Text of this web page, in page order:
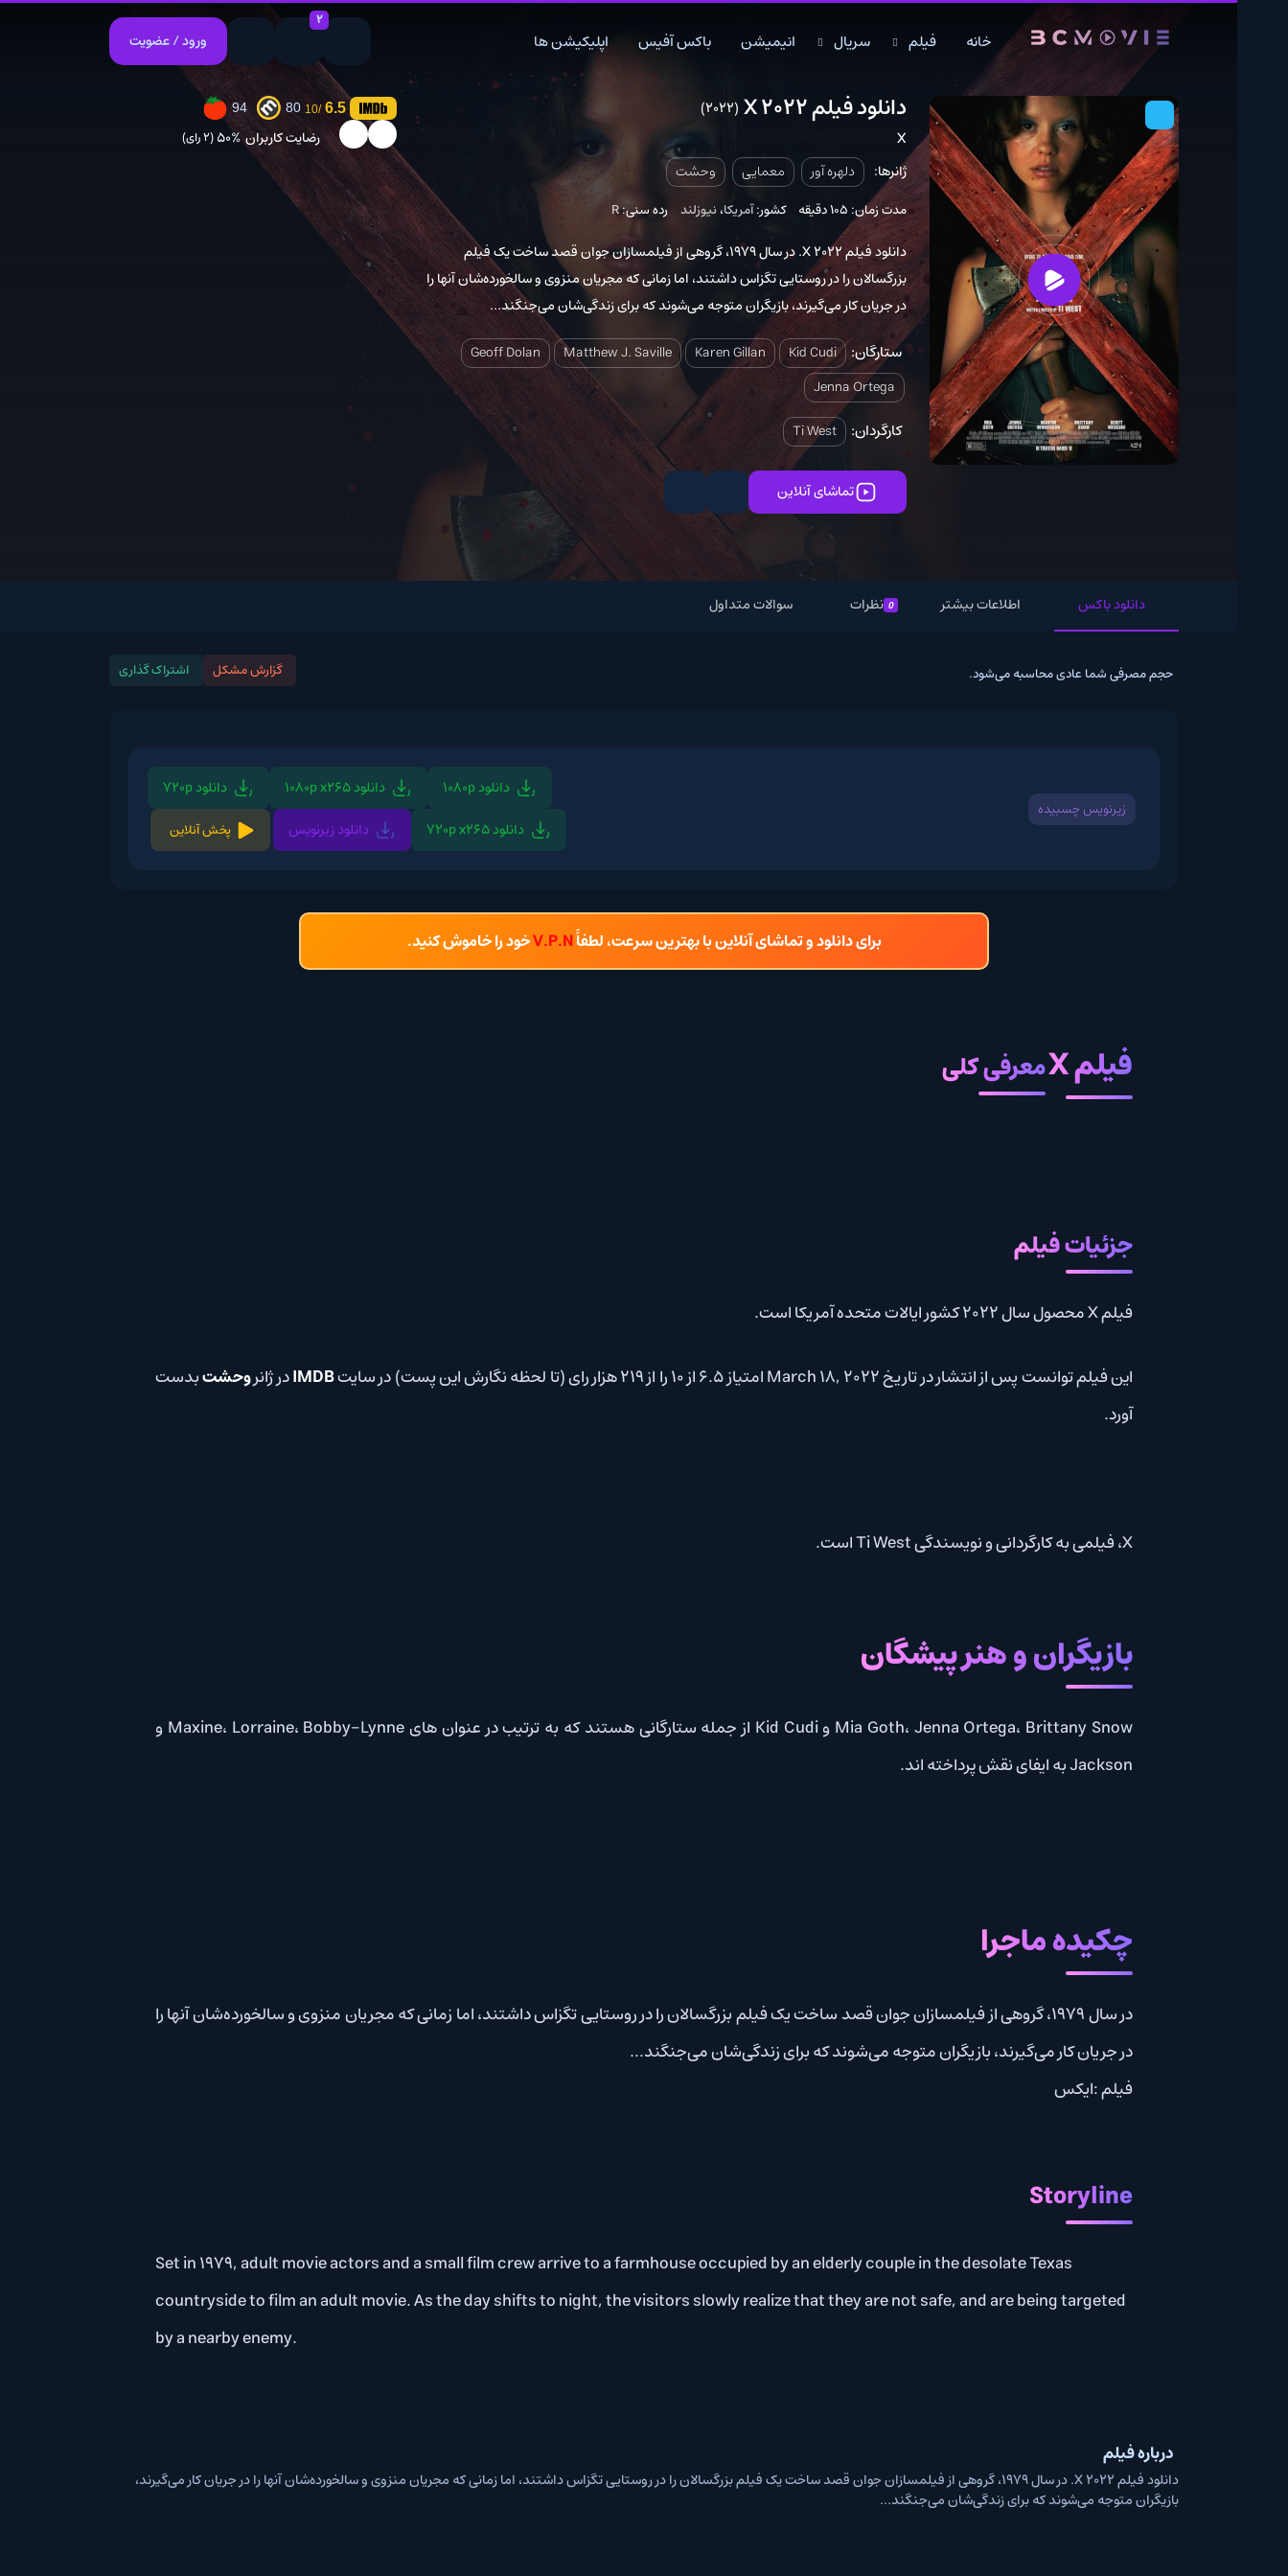
خانه فیلم
اکشن بیوگرافی
جنایی
جنگی
درام
دلهره آور
فانتزی کمدی
ماجراجویی
مستند
موزیک
موزیکال
ورزشی
وسترن
سریال
انیمیشن بیوگرافی
تاک شو جنایی
خانوادگی
دلهره آور
عاشقانه
فانتزی کمدی
ماجراجویی
مستند
موزیک
موزیکال
ورزشی
وسترن
انیمیشن باکس آفیس اپلیکیشن ها
2
ورود / عضویت
دانلود فیلم X 2022 (2022)
X
ژانرها: دلهره آور معمایی وحشت
مدت زمان: 105 دقیقه کشور:آمریکا،نیوزلند رده سنی: R
دانلود فیلم X 2022. در سال 1979، گروهی از فیلمسازان جوان قصد ساخت یک فیلم
بزرگسالان را در روستایی تگزاس داشتند، اما زمانی که مجریان منزوی و سالخورده‌شان آنها را
در جریان کار می‌گیرند، بازیگران متوجه می‌شوند که برای زندگی‌شان می‌جنگند...
ستارگان: Kid Cudi
Karen Gillan
Matthew J. Saville
Geoff Dolan
Jenna Ortega
کارگردان: Ti West
تماشای آنلاین
6.5
/10
80
94
رضایت کاربران 50%(2 رای)
دانلود باکس اطلاعات بیشتر 0 سوالات متداول
حجم مصرفی شما عادی محاسبه می‌شود. گزارش مشکل اشتراک گذاری
زیرنویس چسبیده
دانلود 1080p دانلود 1080p x265
دانلود 720p
دانلود 720p x265
دانلود زیرنویس پخش آنلاین
برای دانلود و تماشای آنلاین با بهترین سرعت، لطفاًV.P.Nخود را خاموش کنید.
فیلم X معرفی کلی
جزئیات فیلم
این فیلم توانست پس از انتشار در تاریخ March 18, 2022 امتیاز 6.5 از 10 را از 219 هزار رای (تا لحظه نگارش این پست) در سایت IMDBدر ژانروحشتبدست
بازیگران و هنر پیشگان
Mia Goth، Jenna Ortega، Brittany Snow و Kid Cudi از جمله ستارگانی هستند که به ترتیب در عنوان های Maxine، Lorraine، Bobby-Lynne و
Jackson به ایفای نقش پرداخته اند.
چکیده ماجرا
در سال 1979، گروهی از فیلمسازان جوان قصد ساخت یک فیلم بزرگسالان را در روستایی تگزاس داشتند، اما زمانی که مجریان منزوی و سالخورده‌شان آنها را
در جریان کار می‌گیرند، بازیگران متوجه می‌شوند که برای زندگی‌شان می‌جنگند…
فیلم :ایکس
Storyline
Set in 1979, adult movie actors and a small film crew arrive to a farmhouse occupied by an elderly couple in the desolate Texas
countryside to film an adult movie. As the day shifts to night, the visitors slowly realize that they are not safe, and are being targeted
by a nearby enemy.
درباره فیلم
دانلود فیلم X 2022. در سال 1979، گروهی از فیلمسازان جوان قصد ساخت یک فیلم بزرگسالان را در روستایی تگزاس داشتند، اما زمانی که مجریان منزوی و سالخورده‌شان آنها را در جریان کار می‌گیرند،
بازیگران متوجه می‌شوند که برای زندگی‌شان می‌جنگند...